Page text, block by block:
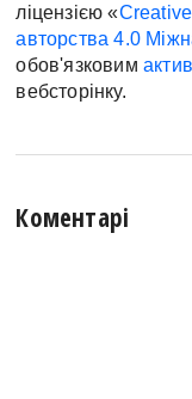
ліцензією «
авторства 4.0
обов'язковим
вебсторінку.
Коментарі